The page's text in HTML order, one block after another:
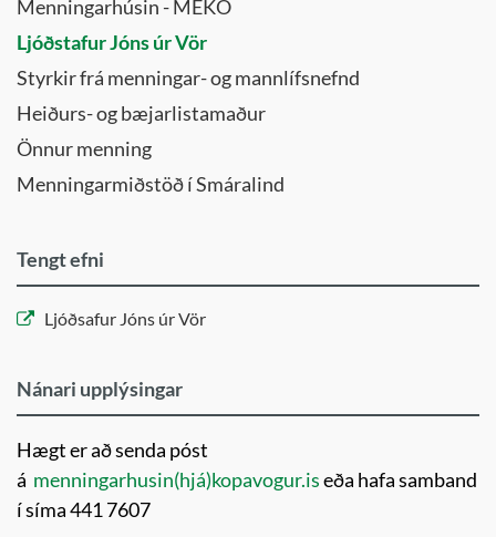
Menningarhúsin - MEKÓ
Ljóðstafur Jóns úr Vör
Styrkir frá menningar- og mannlífsnefnd
Heiðurs- og bæjarlistamaður
Önnur menning
Menningarmiðstöð í Smáralind
Tengt efni
Ljóðsafur Jóns úr Vör
Nánari upplýsingar
Hægt er að senda póst
á menningarhusin(hjá)kopavogur.iseða hafa samband
í síma 441 7607